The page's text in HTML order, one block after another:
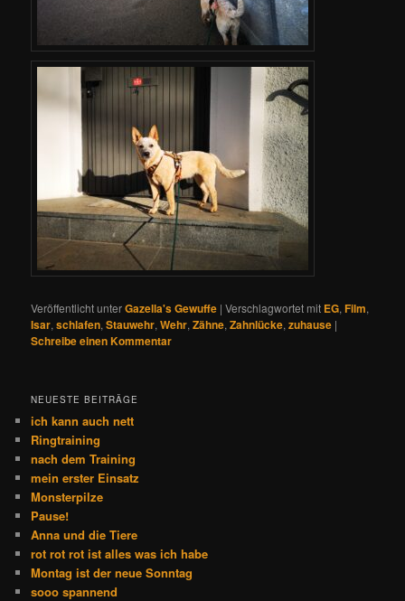
Veröffentlicht unterGazella's Gewuffe |Verschlagwortet mit EG,Film,
Isar,schlafen,Stauwehr,Wehr,Zähne,Zahnlücke,zuhause |
Schreibe einen Kommentar
NEUESTE BEITRÄGE
ich kann auch nett
Ringtraining
nach dem Training
mein erster Einsatz
Monsterpilze
Pause!
Anna und die Tiere
rot rot rot ist alles was ich habe
Montag ist der neue Sonntag
sooo spannend